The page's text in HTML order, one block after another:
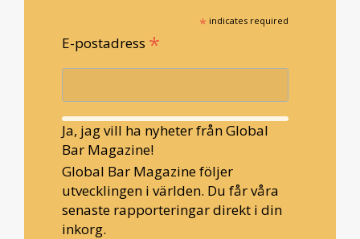
* indicates required
E-postadress *
Ja, jag vill ha nyheter från Global
Bar Magazine!
Global Bar Magazine följer
utvecklingen i världen. Du får våra
senaste rapporteringar direkt i din
inkorg.